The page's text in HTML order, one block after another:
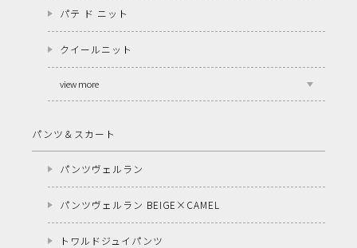
パテ ド ニット
クイールニット
view more
パンツ＆スカート
パンツヴェルラン
パンツヴェルラン BEIGE×CAMEL
トワルドジュイパンツ